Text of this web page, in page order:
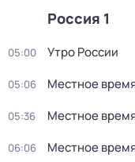
Россия 1
05:00 Утро России
05:06 Местное
05:36 Местное
06:06 Местное